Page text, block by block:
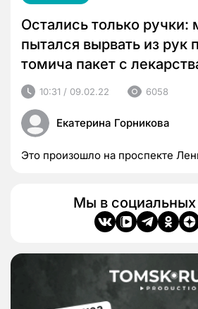
Остались только ручки:
пытался вырвать из рук
томича пакет с
10:31 / 09.02.22 6058
Екатерина Горникова
Это произошло на проспекте
Мы в социальных